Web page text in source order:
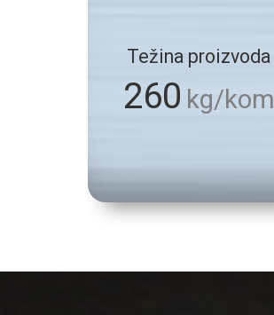
Težina proizvoda
260 kg/kom